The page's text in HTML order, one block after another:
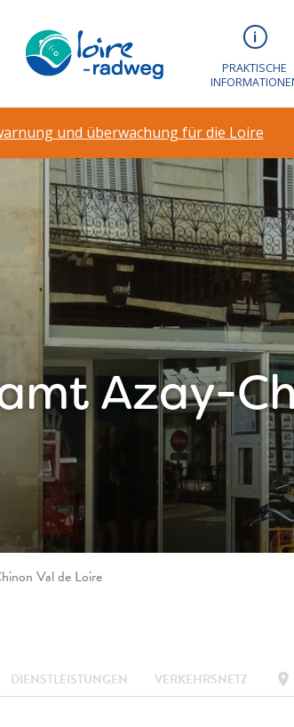
PRAKTISCHE
und überwachung für die Loire
Azay-
Val de Loire
DIENSTLEISTUNGEN VERKEHRSNETZ location_on